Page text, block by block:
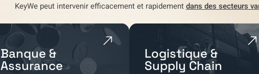
KeyWepeut intervenir efficacement et rapidementdans des secteurs
Banque &
Assurance
Logistique &
Supply Chain